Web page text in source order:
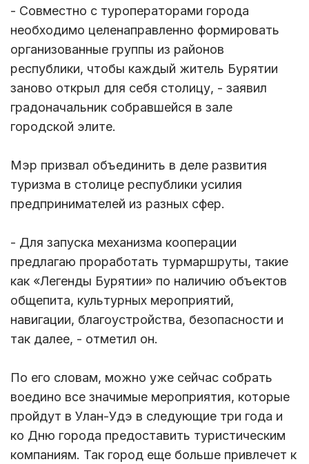
- Совместно с туроператорами города
необходимо целенаправленно формировать
организованные группы из районов
республики, чтобы каждый житель Бурятии
заново открыл для себя столицу, - заявил
градоначальник собравшейся в зале
городской элите.
Мэр призвал объединить в деле развития
туризма в столице республики усилия
предпринимателей из разных сфер.
- Для запуска механизма кооперации
предлагаю проработать турмаршруты, такие
как «Легенды Бурятии» по наличию объектов
общепита, культурных мероприятий,
навигации, благоустройства, безопасности и
так далее, - отметил он.
По его словам, можно уже сейчас собрать
воедино все значимые мероприятия, которые
пройдут в Улан-Удэ в следующие три года и
ко Дню города предоставить туристическим
компаниям. Так город еще больше привлечет к